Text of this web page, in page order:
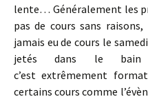
lente… Généralement les
pas de cours sans
jamais eu de cours le
jetés dans le bain
c’est extrêmement
certains cours comme